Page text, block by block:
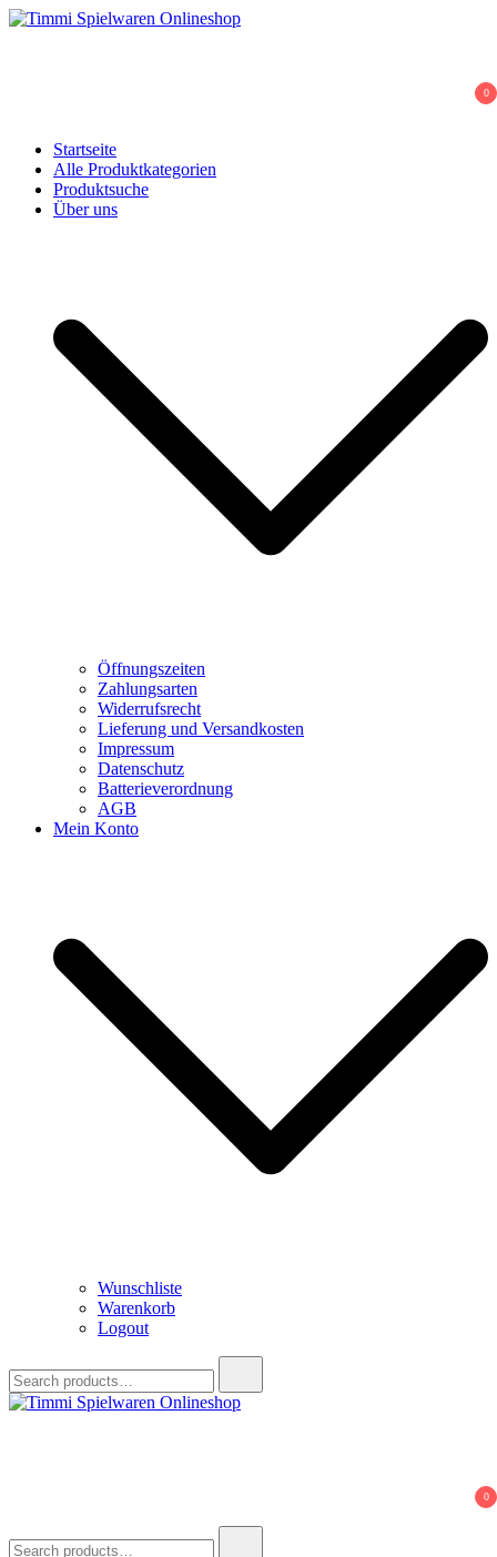
Skip
0
Startseite
Alle Produktkategorien
Produktsuche
Über uns
Öffnungszeiten
Zahlungsarten
Widerrufsrecht
Lieferung und Versandkosten
Impressum
Datenschutz
Batterieverordnung
AGB
Mein Konto
Wunschliste
Warenkorb
Logout
for:
0